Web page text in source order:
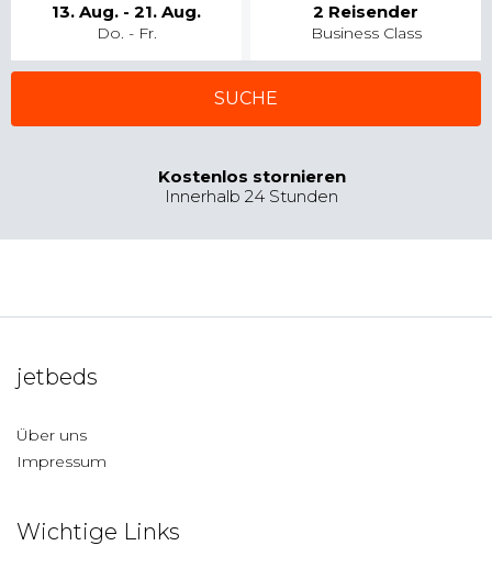
13. Aug. - 21. Aug.
Do. - Fr.
2 Reisender
Business Class
SUCHE
Kostenlos stornieren
Innerhalb 24 Stunden
jetbeds
Über uns
Impressum
Wichtige Links